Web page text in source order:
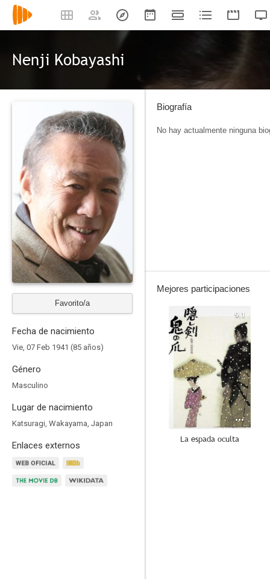
Nenji Kobayashi
Favorito/a
Fecha de nacimiento
Vie, 07 Feb 1941 (85 años)
Género
Masculino
Lugar de nacimiento
Katsuragi, Wakayama, Japan
Enlaces externos
Biografía
No hay actualmente ninguna
Mejores participaciones
9.1
La espada oculta